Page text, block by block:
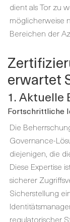
dient als Tor zu
möglicherweise
Bereichen der
erwartet
1. Aktuelle
Fortschrittliche
Die
Governance-
diejenigen, die
Diese Expertise
sicherer
Sicherstellung
regulatorischer